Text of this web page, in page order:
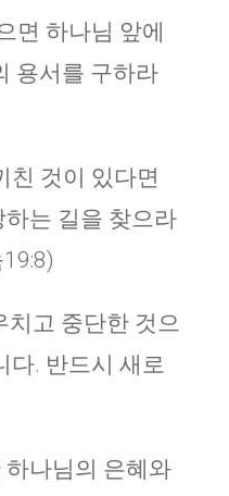
면 하나님 앞에
용서를 구하라
친 것이 있다면
는 길을 찾으라
치고 중단한 것으
다. 반드시 새로
나님의 은혜와